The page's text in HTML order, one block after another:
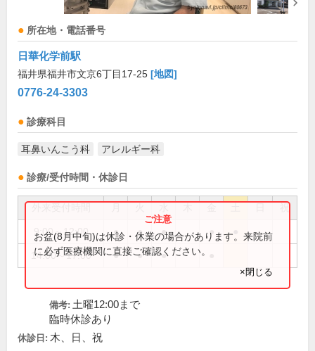
所在地・電話番号
日華化学前駅
福井県福井市文京6丁目17-25 [地図]
0776-24-3303
診療科目
耳鼻いんこう科 アレルギー科
診療/受付時間・休診日
祝
9:00～12:00 ● ● ● ●
14:00～17:00 ● ● ●
お盆(8月中旬)は休診・休業の場合があります。来院前
に必ず医療機関に直接ご確認ください。
×閉じる
備考: 土曜12:00まで
臨時休診あり
休診日: 木、日、祝